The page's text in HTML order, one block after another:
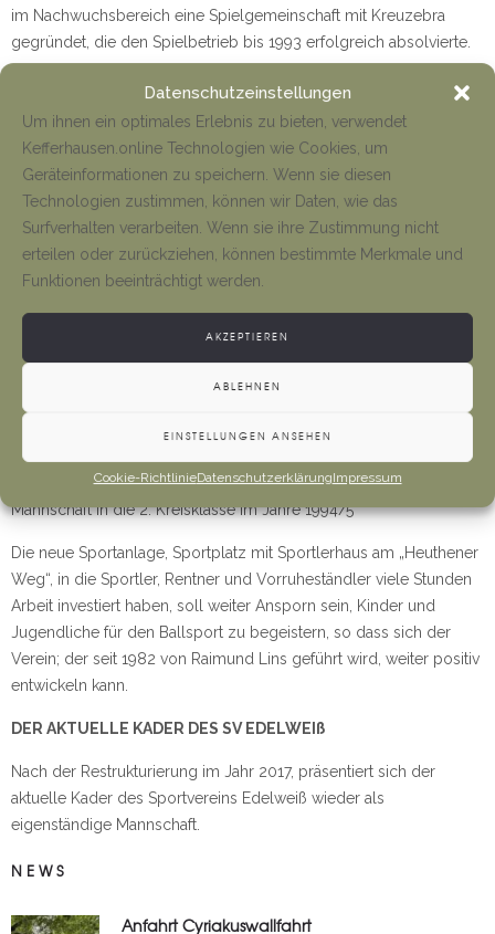
Datenschutzeinstellungen
Um ihnen ein optimales Erlebnis zu bieten, verwendet
Kefferhausen.online Technologien wie Cookies, um
Geräteinformationen zu speichern. Wenn sie diesen
Technologien zustimmen, können wir Daten, wie das
Surfverhalten verarbeiten. Wenn sie ihre Zustimmung nicht
erteilen oder zurückziehen, können bestimmte Merkmale und
Funktionen beeinträchtigt werden.
AKZEPTIEREN
ABLEHNEN
EINSTELLUNGEN ANSEHEN
Cookie-RichtlinieDatenschutzerklärungImpressum
im Nachwuchsbereich eine Spielgemeinschaft mit Kreuzebra
gegründet, die den Spielbetrieb bis 1993 erfolgreich absolvierte.
NACH DER WENDE
Die politische Wende im November 1989 war auch für den Verein
von Bedeutung. Die im Frühjahr 1990 aufgenommen
partnerschaftlichen Beziehungen zwischen CDU
Ortsverbänden von Kefferhausen und Katzwinkel weiteten sich aus
auf die Vereine. So kam es im Jahre 1991 zu ersten sportlichen
Bewegungen in Katzwinkel, die am 3. Oktober 1992, aus Anlass
der Übergabe des kombinierten Spiel- und Bolzplatzes in
Der erste Spatenstich erfolgte im August 1994, die Fertigstellung
und Einweihung soll zum 85 jährigen Jubiläum des Sportvereines
im Rahmen der 850 Jahr-Feier erfolgen. Der sportlich Höhepunkt
in der in der 85 jährigen Vereinsgeschichte war der Aufstieg der 1.
Mannschaft in die 2. Kreisklasse im Jahre 1994/5
Die neue Sportanlage, Sportplatz mit Sportlerhaus am „Heuthener
Weg“, in die Sportler, Rentner und Vorruheständler viele Stunden
Arbeit investiert haben, soll weiter Ansporn sein, Kinder und
Jugendliche für den Ballsport zu begeistern, so dass sich der
Verein; der seit 1982 von Raimund Lins geführt wird, weiter positiv
entwickeln kann.
DER AKTUELLE KADER DES SV EDELWEIß
Nach der Restrukturierung im Jahr 2017, präsentiert sich der
aktuelle Kader des Sportvereins Edelweiß wieder als
eigenständige Mannschaft.
NEWS
Anfahrt Cyriakuswallfahrt